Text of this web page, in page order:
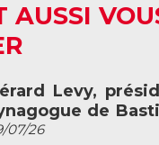
AUSSI
Levy,
de
07/26